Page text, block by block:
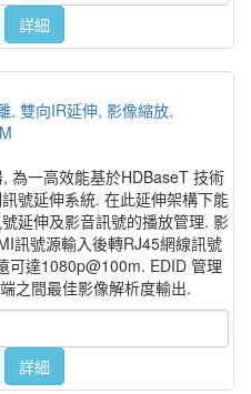
詳細
, 雙向IR延伸, 影像縮放,
為一高效能基於HDBaseT 技術
號延伸系統. 在此延伸架構下能
延伸及影音訊號的播放管理. 影
訊號源輸入後轉RJ45網線訊號
可達1080p@100m. EDID 管理
之間最佳影像解析度輸出.
詳細